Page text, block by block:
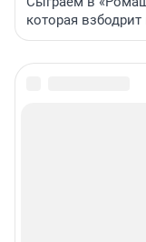
которая